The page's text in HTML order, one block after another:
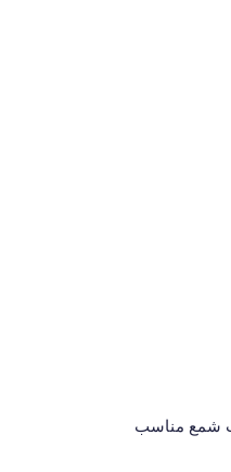
شمع مناسب